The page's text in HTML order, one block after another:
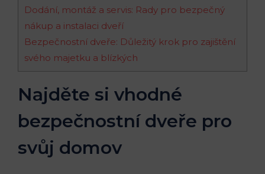
Dodání, montáž a servis: Rady pro bezpečný
nákup a instalaci dveří
Bezpečnostní dveře: Důležitý krok pro zajištění
svého majetku a blízkých
Najděte si vhodné
bezpečnostní dveře pro
svůj domov